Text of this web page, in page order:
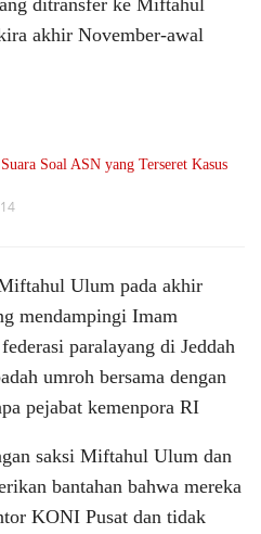
akhir November-awal
Soal ASN yang Terseret Kasus
Ulum pada akhir
mendampingi Imam
paralayang di Jeddah
umroh bersama dengan
pejabat kemenpora RI
saksi Miftahul Ulum dan
bantahan bahwa mereka
KONI Pusat dan tidak